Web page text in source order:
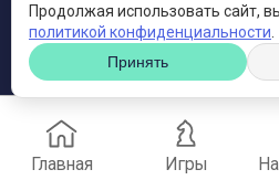
Главная Игры
Продолжая использовать сайт,
политикой конфиденциальности
Принять